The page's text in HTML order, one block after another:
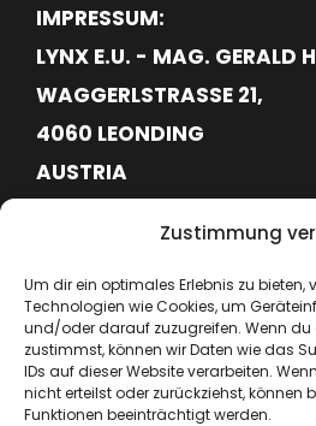
Zustimmung
Um dir ein optimales Erlebnis zu bieten,
Technologien wie Cookies, um
und/oder darauf zuzugreifen. Wenn du
zustimmst, können wir Daten wie das
IDs auf dieser Website verarbeiten.
nicht erteilst oder zurückziehst, können
Funktionen beeinträchtigt werden.
IMPRESSUM:
LYNX E.U. - MAG. GERALD
WAGGERLSTRASSE 21,
4060 LEONDING
AUSTRIA
ATU76715645
+43 664 6417362
hello@lynx-